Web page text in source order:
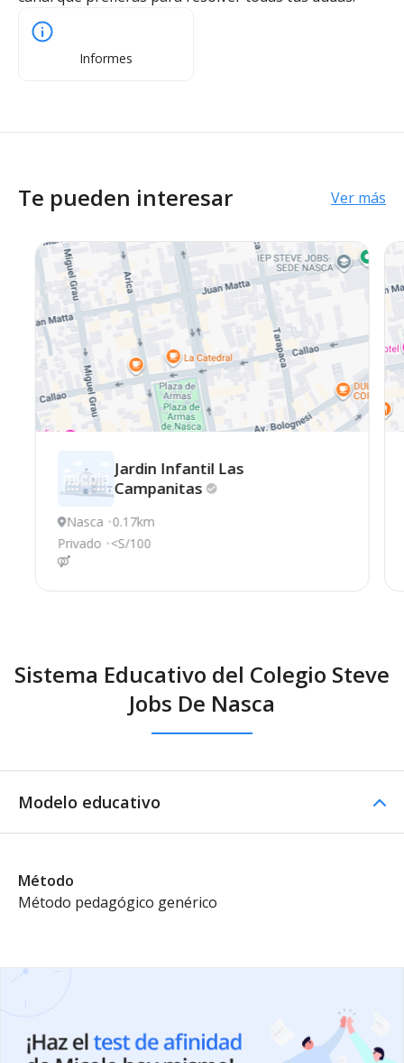
Informes
Te pueden interesar Ver más
Jardin Infantil Las
Campanitas
Nasca 0.17km
Privado <S/100
Sistema Educativo del Colegio Steve
Jobs De Nasca
Modelo educativo
Método
Método pedagógico genérico